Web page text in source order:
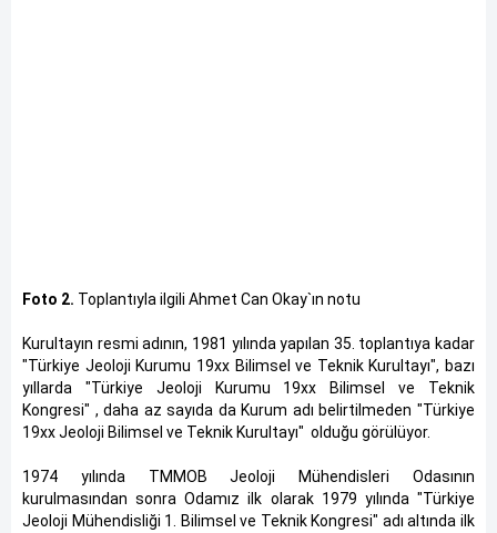
Foto 2. Toplantıyla ilgili Ahmet Can Okay`ın notu
Kurultayın resmi adının, 1981 yılında yapılan 35. toplantıya kadar
"Türkiye Jeoloji Kurumu 19xx Bilimsel ve Teknik Kurultayı", bazı
yıllarda "Türkiye Jeoloji Kurumu 19xx Bilimsel ve Teknik
Kongresi" , daha az sayıda da Kurum adı belirtilmeden "Türkiye
19xx Jeoloji Bilimsel ve Teknik Kurultayı" olduğu görülüyor.
1974 yılında TMMOB Jeoloji Mühendisleri Odasının
kurulmasından sonra Odamız ilk olarak 1979 yılında "Türkiye
Jeoloji Mühendisliği 1. Bilimsel ve Teknik Kongresi" adı altında ilk